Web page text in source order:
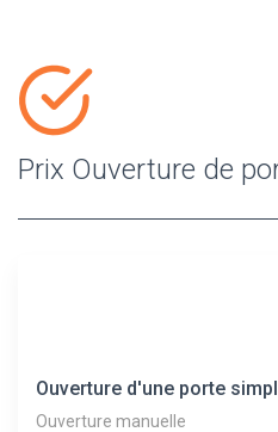
Prix Ouverture de
Ouverture d'une porte
Ouverture manuelle